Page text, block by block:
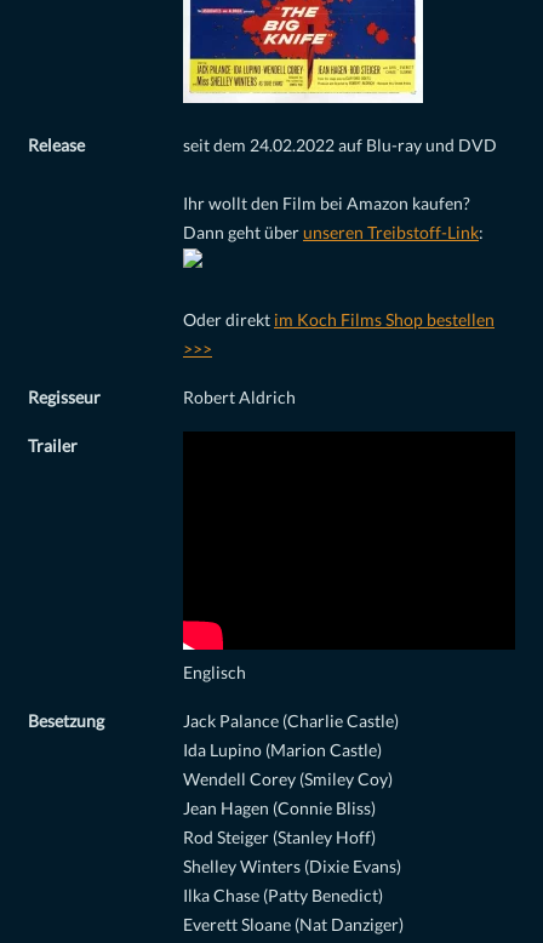
Release seit dem 24.02.2022 auf Blu-ray und DVD
Ihr wollt den Film bei Amazon kaufen?
Dann geht überunseren Treibstoff-Link:
Oder direkt im Koch Films Shop bestellen
>>>
Regisseur Robert Aldrich
Trailer
Englisch
Besetzung
Jack Palance (Charlie Castle)
Ida Lupino (Marion Castle)
Wendell Corey (Smiley Coy)
Jean Hagen (Connie Bliss)
Rod Steiger (Stanley Hoff)
Shelley Winters (Dixie Evans)
Ilka Chase (Patty Benedict)
Everett Sloane (Nat Danziger)